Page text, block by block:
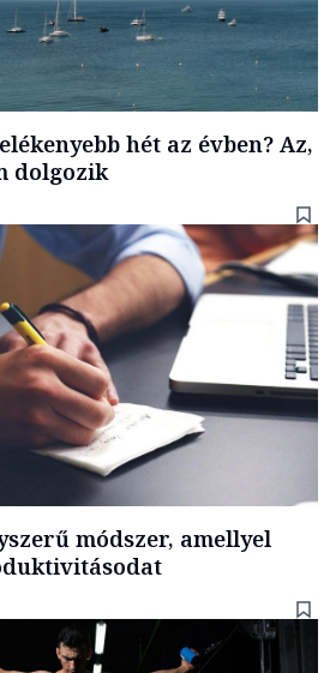
hét az évben? Az,
dolgozik
módszer, amellyel